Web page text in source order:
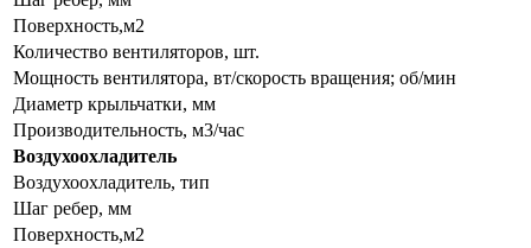
Поверхность,м2
Количество вентиляторов, шт.
Мощность вентилятора, вт/скорость вращения; об/мин
Диаметр крыльчатки, мм
Производительность, м3/час
Воздухоохладитель
Воздухоохладитель, тип
Шаг ребер, мм
Поверхность,м2